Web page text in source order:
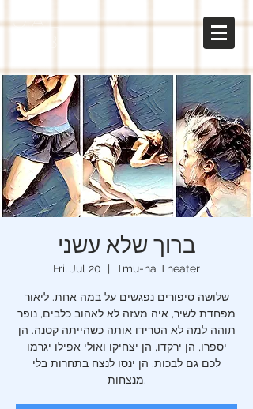
gal
ברוך שלא עשני
Fri, Jul 20
  |
Tmu-na Theater
שלושה סיפורים נפגשים על במה אחת. ליאור
מפחדת לשיר, איה מעזה לא לאהוב כלבים, נופר
תוהה למה לא הטרידו אותה כשהייתה קטנה. הן
יספרו, הן ירקדו, הן יצחיקו ואולי אפילו יגרמו
לכם גם לבכות. הן ינסו לנצח בתחרות בלי
מנצחות.